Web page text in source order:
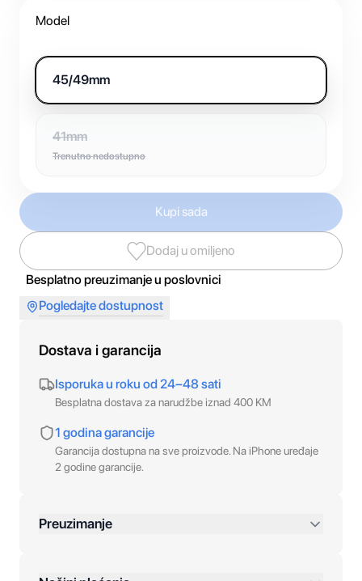
Model
45/49mm
41mm
Trenutno nedostupno
Kupi sada
Dodaj u omiljeno
Besplatno preuzimanje u poslovnici
Pogledajte dostupnost
Dostava i garancija
Isporuka u roku od 24–48 sati
Besplatna dostava za narudžbe iznad 400 KM
1 godina garancije
Garancija dostupna na sve proizvode. Na iPhone uređaje
2 godine garancije.
Preuzimanje